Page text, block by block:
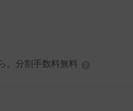
。分割手数料無料